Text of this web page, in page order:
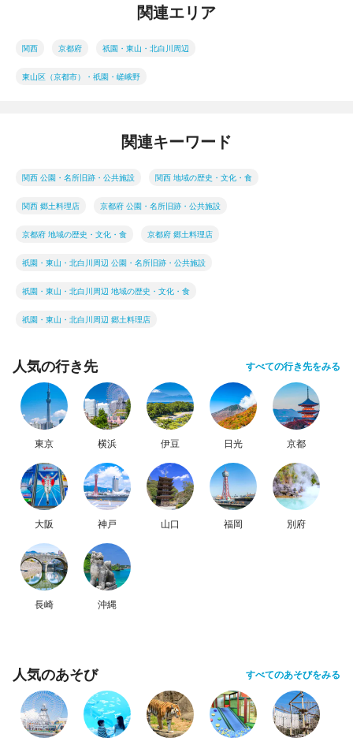
関連エリア
関西 京都府 祇園・東山・北白川周辺
東山区（京都市）・祇園・嵯峨野
関連キーワード
関西 公園・名所旧跡・公共施設 関西 地域の歴史・文化・食
関西 郷土料理店 京都府 公園・名所旧跡・公共施設
京都府 地域の歴史・文化・食 京都府 郷土料理店
祇園・東山・北白川周辺 公園・名所旧跡・公共施設
祇園・東山・北白川周辺 地域の歴史・文化・食
祇園・東山・北白川周辺 郷土料理店
人気の行き先 すべての行き先をみる
東京 横浜 伊豆 日光 京都
大阪 神戸 山口 福岡 別府
長崎 沖縄
人気のあそび すべてのあそびをみる